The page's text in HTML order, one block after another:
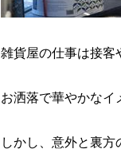
雑貨屋の仕事は接客
お洒落で華やかな
しかし、意外と裏